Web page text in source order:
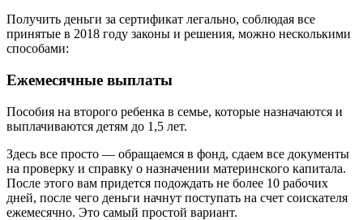
Получить деньги за сертификат легально, соблюдая все
принятые в 2018 году законы и решения, можно несколькими
способами:
Ежемесячные выплаты
Пособия на второго ребенка в семье, которые назначаются и
выплачиваются детям до 1,5 лет.
Здесь все просто — обращаемся в фонд, сдаем все документы
на проверку и справку о назначении материнского капитала.
После этого вам придется подождать не более 10 рабочих
дней, после чего деньги начнут поступать на счет соискателя
ежемесячно. Это самый простой вариант.